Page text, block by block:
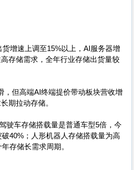
增速上调至15%以上，AI服务器增
存储需求，全年行业存储出货量较
，但高端AI终端提价带动板块营收增
期拉动存储。
驶车存储搭载量是普通车型5倍，今
40%；人形机器人存储搭载量为高
存储长需求周期。